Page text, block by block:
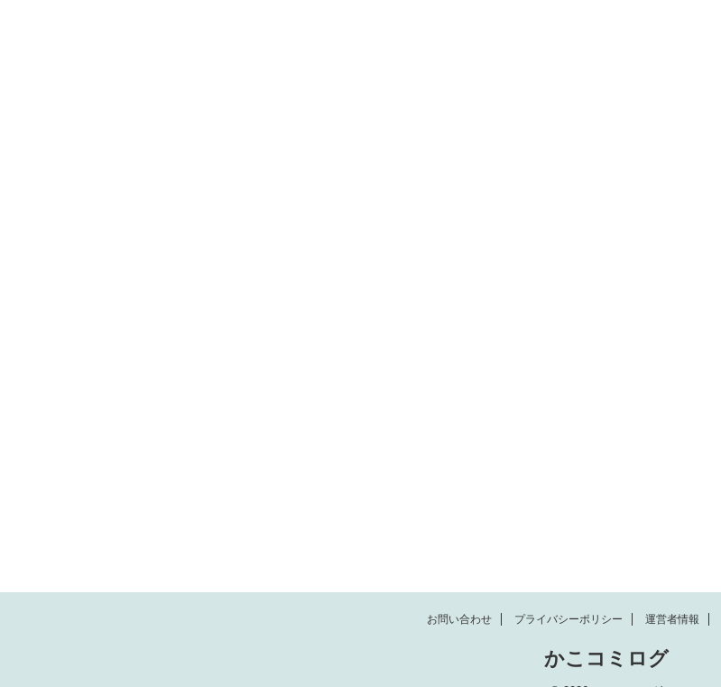
お問い合わせ プライバシーポリシー 運営者情報
かこコミログ